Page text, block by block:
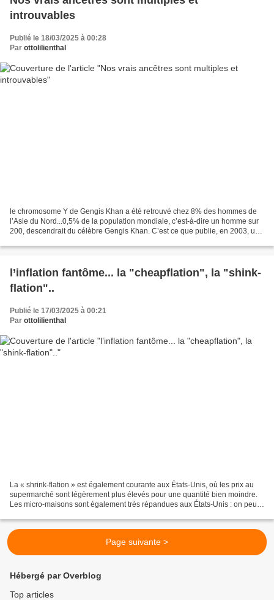
introuvables
Publié le 18/03/2025 à 00:28
Par ottolilienthal
le chromosome Y de Gengis Khan a été retrouvé chez 8% des hommes de
l’Asie du Nord...0,5% de la population mondiale, c’est-à-dire un homme sur
200, descendrait du célèbre Gengis Khan. C’est ce que publie, en 2003, un
l’inflation fantôme... la "cheapflation", la "shink-
flation"..
Publié le 17/03/2025 à 00:21
Par ottolilienthal
La « shrink-flation » est également courante aux États-Unis, où les prix au
supermarché sont légèrement plus élevés pour une quantité bien moindre.
Les micro-maisons sont également très répandues aux États-Unis : on peut y
Page suivante >
Hébergé par Overblog
Top articles